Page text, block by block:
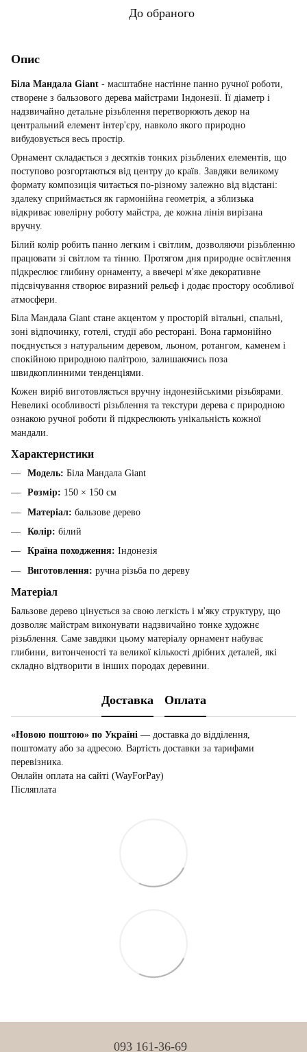
До обраного
Опис
Біла Мандала Giant - масштабне настінне панно ручної роботи,
створене з бальзового дерева майстрами Індонезії. Її діаметр і
надзвичайно детальне різьблення перетворюють декор на
центральний елемент інтер'єру, навколо якого природно
вибудовується весь простір.
Орнамент складається з десятків тонких різьблених елементів, що
поступово розгортаються від центру до країв. Завдяки великому
формату композиція читається по-різному залежно від відстані:
здалеку сприймається як гармонійна геометрія, а зблизька
відкриває ювелірну роботу майстра, де кожна лінія вирізана
вручну.
Білий колір робить панно легким і світлим, дозволяючи різьбленню
працювати зі світлом та тінню. Протягом дня природне освітлення
підкреслює глибину орнаменту, а ввечері м'яке декоративне
підсвічування створює виразний рельєф і додає простору особливої
атмосфери.
Біла Мандала Giant стане акцентом у просторій вітальні, спальні,
зоні відпочинку, готелі, студії або ресторані. Вона гармонійно
поєднується з натуральним деревом, льоном, ротангом, каменем і
спокійною природною палітрою, залишаючись поза
швидкоплинними тенденціями.
Кожен виріб виготовляється вручну індонезійськими різьбярами.
Невеликі особливості різьблення та текстури дерева є природною
ознакою ручної роботи й підкреслюють унікальність кожної
мандали.
Характеристики
Модель: Біла Мандала Giant
Розмір: 150 × 150 см
Матеріал: бальзове дерево
Колір: білий
Країна походження: Індонезія
Виготовлення: ручна різьба по дереву
Матеріал
Бальзове дерево цінується за свою легкість і м'яку структуру, що
дозволяє майстрам виконувати надзвичайно тонке художнє
різьблення. Саме завдяки цьому матеріалу орнамент набуває
глибини, витонченості та великої кількості дрібних деталей, які
складно відтворити в інших породах деревини.
Доставка Оплата
«Новою поштою» по Україні — доставка до відділення,
поштомату або за адресою. Вартість доставки за тарифами
перевізника.
Онлайн оплата на сайті (WayForPay)
Післяплата
093 161-36-69